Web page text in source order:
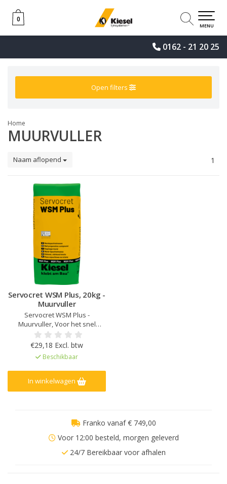
0162 - 21 20 25
0
0
MENU
Open filters
Home
MUURVULLER
Naam aflopend 1
Servocret WSM Plus, 20kg -
Muurvuller
Servocret WSM Plus -
Muurvuller, Voor het snel
egaliseren en vlak zetten wand
en plafond, Voor toepassing
binnen, Laag verbruik, hoog
rendement, Gemakkelijke
verwerking, Goede
nabewerking mogelijk, Voor het
uitvlakken van vloeren t.b.v.
€29,18 Excl. btw
Beschikbaar
In winkelwagen
Franko vanaf € 749,00
Voor 12:00 besteld, morgen geleverd
24/7 Bereikbaar voor afhalen